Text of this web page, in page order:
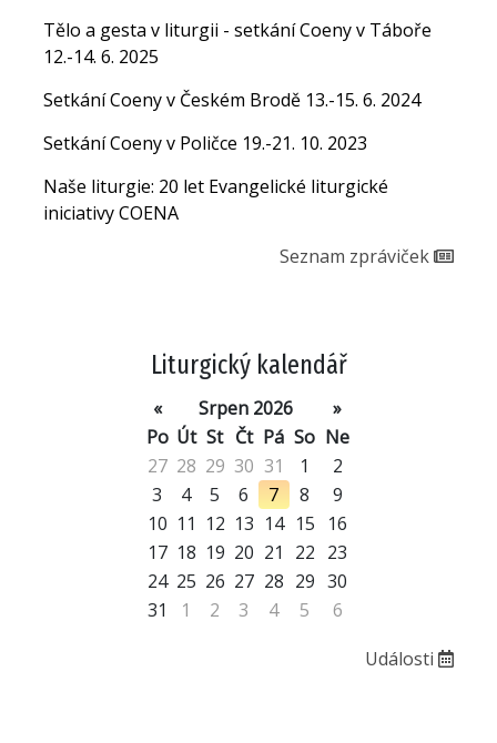
Tělo a gesta v liturgii - setkání Coeny v Táboře
12.-14. 6. 2025
Setkání Coeny v Českém Brodě 13.-15. 6. 2024
Setkání Coeny v Poličce 19.-21. 10. 2023
Naše liturgie: 20 let Evangelické liturgické
iniciativy COENA
Seznam zpráviček
Liturgický kalendář
« Srpen 2026
»
Po Út St Čt Pá So Ne
27 28 29 30 31 1
2
3
4 5 6 7 8
9
10 11 12 13 14 15
16
17 18 19 20 21 22 23
24 25 26 27 28 29 30
31
1 2 3 4 5 6
Události